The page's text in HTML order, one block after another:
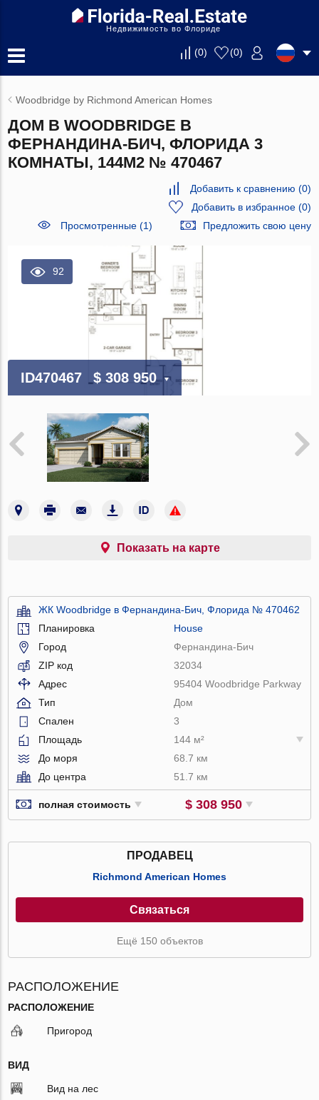
Недвижимость во Флориде
(0) (0)
Woodbridge by Richmond American Homes
ДОМ В WOODBRIDGE В
ФЕРНАНДИНА-БИЧ, ФЛОРИДА 3
КОМНАТЫ, 144М2 № 470467
Добавить к сравнению (0)
Добавить в избранное(0)
Просмотренные (1)
Предложить свою цену
92
ID470467 $ 308 950
Показать на карте
ЖК Woodbridge в Фернандина-Бич, Флорида № 470462
Планировка
House
Город
Фернандина-Бич
ZIP код
32034
Адрес
95404 Woodbridge Parkway
Тип
Дом
Спален
3
Площадь
144 м²
До моря
68.7 км
До центра
51.7 км
полная стоимость $ 308 950
ПРОДАВЕЦ
Richmond American Homes
Связаться
Ещё 150 объектов
РАСПОЛОЖЕНИЕ
РАСПОЛОЖЕНИЕ
Пригород
ВИД
Вид на лес